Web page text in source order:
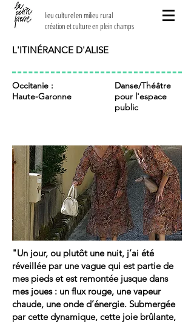
lieu culturel en milieu rural
création et culture en plein champs
L'ITINÉRANCE D'ALISE
Occitanie :
Haute-Garonne
Danse/Théâtre
pour l'espace
public
"Un jour, ou plutôt une nuit, j’ai été
réveillée par une vague qui est partie de
mes pieds et est remontée jusque dans
mes joues : un flux rouge, une vapeur
chaude, une onde d’énergie. Submergée
par cette dynamique, cette joie brûlante,